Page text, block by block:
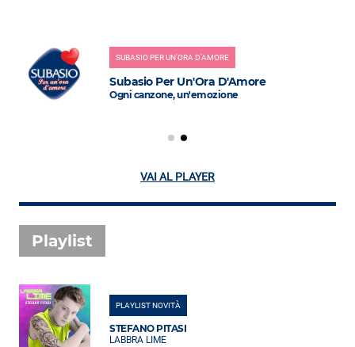
SUBASIO PER UN'ORA D'AMORE
Subasio Per Un'Ora D'Amore
Ogni canzone, un'emozione
VAI AL PLAYER
Playlist
PLAYLIST NOVITÀ
STEFANO PITASI
LABBRA LIME